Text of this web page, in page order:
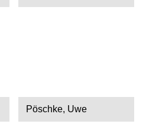
Pöschke, Uwe